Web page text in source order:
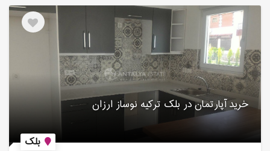
خرید آپارتمان در بلک ترکیه نوساز ارزان
بلک